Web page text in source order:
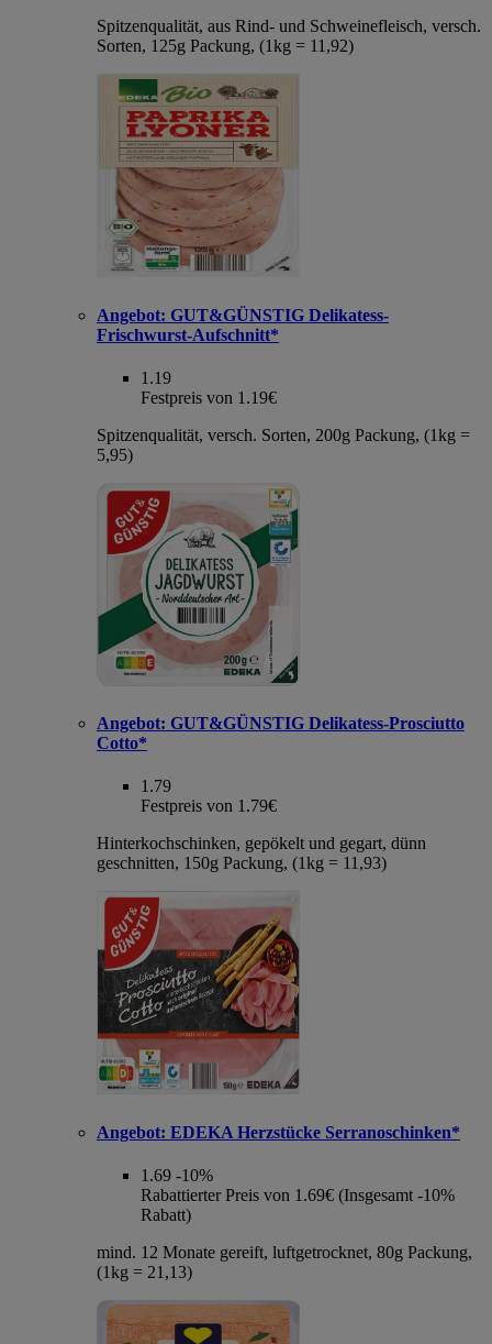
Spitzenqualität, aus Rind- und Schweinefleisch, versch.
Sorten, 125g Packung, (1kg = 11,92)
Angebot: GUT&GÜNSTIG Delikatess-
Frischwurst-Aufschnitt*
1.19
Festpreis von 1.19€
Spitzenqualität, versch. Sorten, 200g Packung, (1kg =
5,95)
Angebot: GUT&GÜNSTIG Delikatess-Prosciutto
Cotto*
1.79
Festpreis von 1.79€
Hinterkochschinken, gepökelt und gegart, dünn
geschnitten, 150g Packung, (1kg = 11,93)
Angebot: EDEKA Herzstücke Serranoschinken*
1.69 -10%
Rabattierter Preis von 1.69€ (Insgesamt -10%
Rabatt)
mind. 12 Monate gereift, luftgetrocknet, 80g Packung,
(1kg = 21,13)